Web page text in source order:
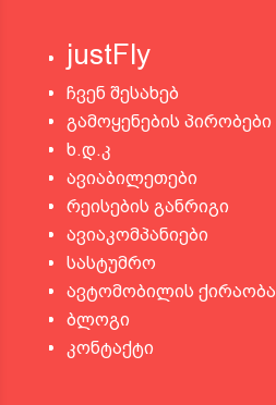
justFly
ჩვენ შესახებ
გამოყენების პირობები
ხ.დ.კ
ავიაბილეთები
რეისების განრიგი
ავიაკომპანიები
სასტუმრო
ავტომობილის ქირაობა
ბლოგი
კონტაქტი